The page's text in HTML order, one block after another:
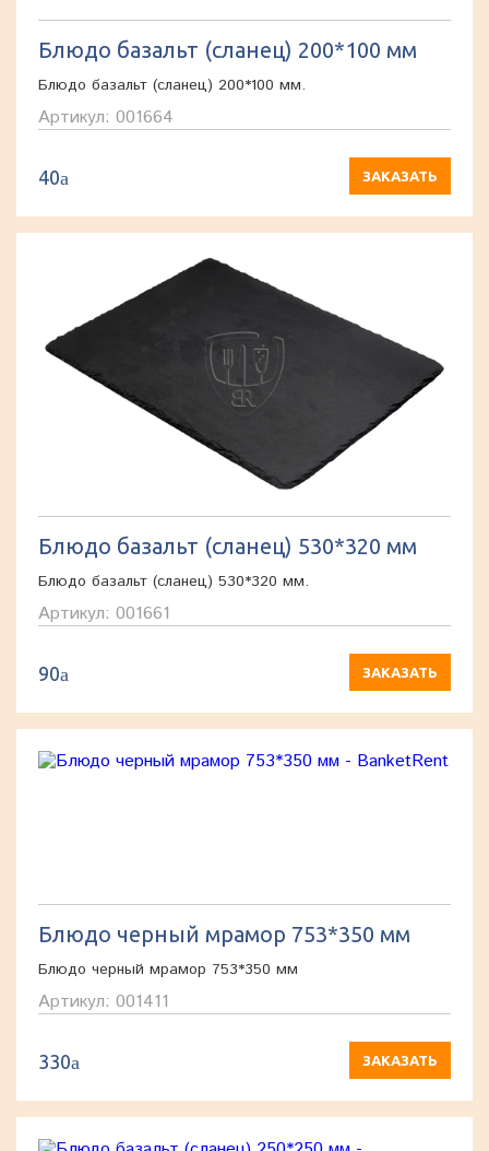
Блюдо базальт (сланец) 200*100 мм
Блюдо базальт (сланец) 200*100 мм.
Артикул: 001664
40a ЗАКАЗАТЬ
Блюдо базальт (сланец) 530*320 мм
Блюдо базальт (сланец) 530*320 мм.
Артикул: 001661
90a ЗАКАЗАТЬ
Блюдо черный мрамор 753*350 мм
Блюдо черный мрамор 753*350 мм
Артикул: 001411
330a ЗАКАЗАТЬ